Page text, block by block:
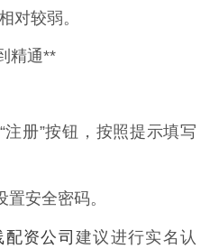
对较弱。
精通**
册”按钮，按照提示填写
安全密码。
配资公司建议进行实名认